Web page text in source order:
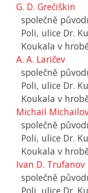
G. D. Grečiškin
společně
Poli, ulice Dr.
Koukala v
A. A. Laričev
společně
Poli, ulice Dr.
Koukala v
Michail
společně
Poli, ulice Dr.
Koukala v
Ivan D. Trufanov
společně